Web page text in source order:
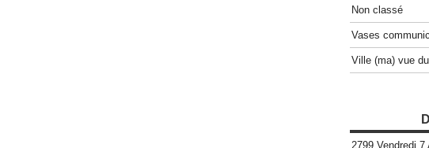
Non classé
Vases
Ville (ma) vue
2799 Vendredi 7